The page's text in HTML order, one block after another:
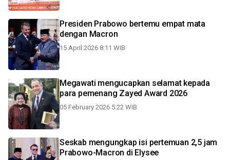
Presiden Prabowo bertemu empat mata
dengan Macron
15 April 2026 8:11 WIB
Megawati mengucapkan selamat kepada
para pemenang Zayed Award 2026
05 February 2026 5:22 WIB
Seskab mengungkap isi pertemuan 2,5 jam
Prabowo-Macron di Elysee